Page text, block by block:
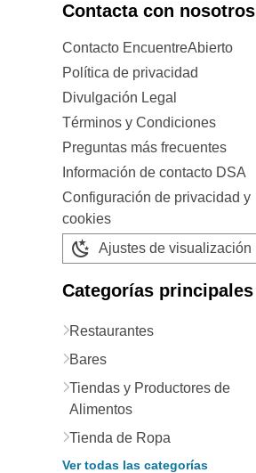
Contacta con nosotros
Contacto EncuentreAbierto
Política de privacidad
Divulgación Legal
Términos y Condiciones
Preguntas más frecuentes
Información de contacto DSA
Configuración de privacidad y
cookies
Ajustes de visualización
Categorías principales
Restaurantes
Bares
Tiendas y Productores de
Alimentos
Tienda de Ropa
Ver todas las categorías